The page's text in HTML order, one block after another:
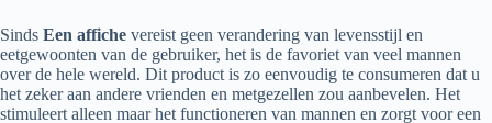
Sinds Een affiche vereist geen verandering van levensstijl en
eetgewoonten van de gebruiker, het is de favoriet van veel mannen
over de hele wereld. Dit product is zo eenvoudig te consumeren dat u
het zeker aan andere vrienden en metgezellen zou aanbevelen. Het
stimuleert alleen maar het functioneren van mannen en zorgt voor een